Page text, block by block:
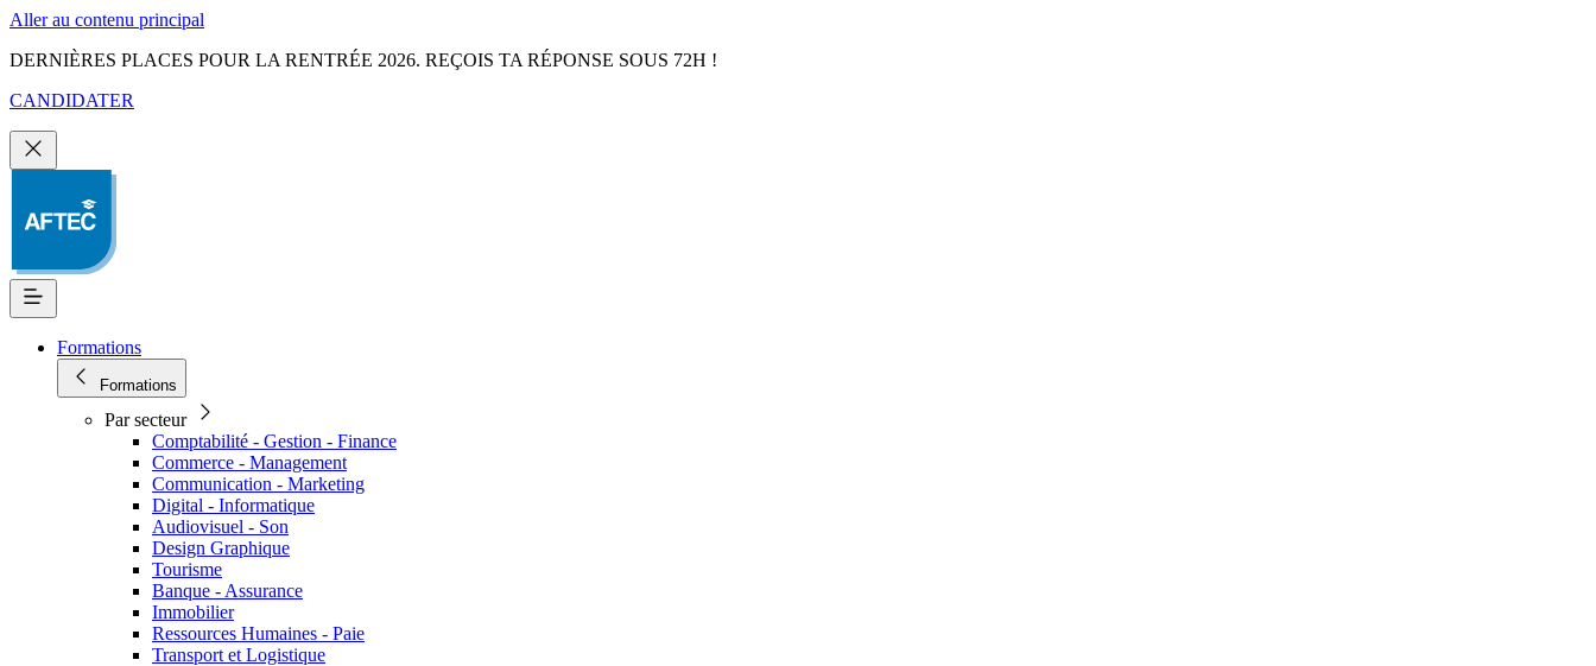
Aller au contenu principal
DERNIÈRES PLACES POUR LA RENTRÉE 2026. REÇOIS TA RÉPONSE SOUS 72H !
CANDIDATER
Formations
Formations
Par secteur
Comptabilité - Gestion - Finance
Commerce - Management
Communication - Marketing
Digital - Informatique
Audiovisuel - Son
Design Graphique
Tourisme
Banque - Assurance
Immobilier
Ressources Humaines - Paie
Transport et Logistique